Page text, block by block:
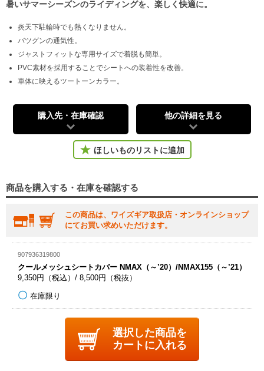
暑いサマーシーズンのライディングを、楽しく快適に。
炎天下駐輪時でも熱くなりません。
バツグンの通気性。
ジャストフィットな専用サイズで着脱も簡単。
PVC素材を採用することでシートへの装着性を改善。
車体に映えるツートーンカラー。
購入先・在庫確認 他の詳細を見る
ほしいものリストに追加
商品を購入する・在庫を確認する
この商品は、ワイズギア取扱店・オンラインショップ
にてお買い求めいただけます。
907936319800
クールメッシュシートカバー NMAX（～’20）/NMAX155（～’21）
9,350円（税込）/ 8,500円（税抜）
在庫限り
選択した商品を
カートに入れる